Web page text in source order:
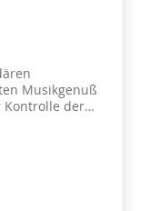
Musikgenuß
Kontrolle der